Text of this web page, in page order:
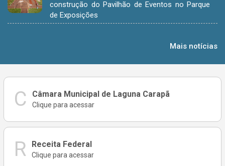
construção do Pavilhão de Eventos no Parque
de Exposições
Mais notícias
C Câmara Municipal de Laguna Carapã
Clique para acessar
R Receita Federal
Clique para acessar